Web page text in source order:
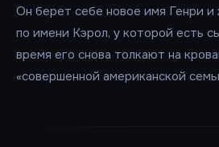
Он берет себе новое имя Генри
по имени Кэрол, у которой есть
время его снова толкают на
«совершенной американской